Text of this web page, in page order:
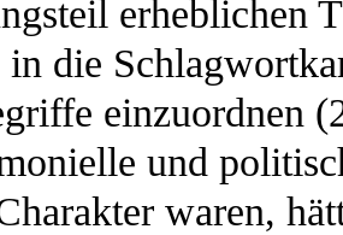
erheblichen
die
einzuordnen
und
waren,